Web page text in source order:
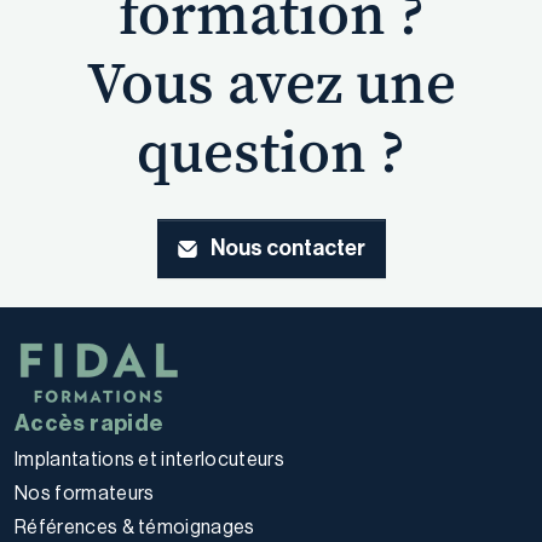
formation ?
Vous avez une
question ?
Nous contacter
Accès rapide
Implantations et interlocuteurs
Nos formateurs
Références & témoignages